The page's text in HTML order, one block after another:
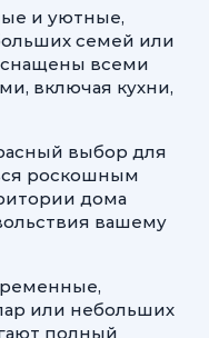
и уютные,
семей или
всеми
включая кухни,
выбор для
роскошным
дома
вашему
или небольших
полный